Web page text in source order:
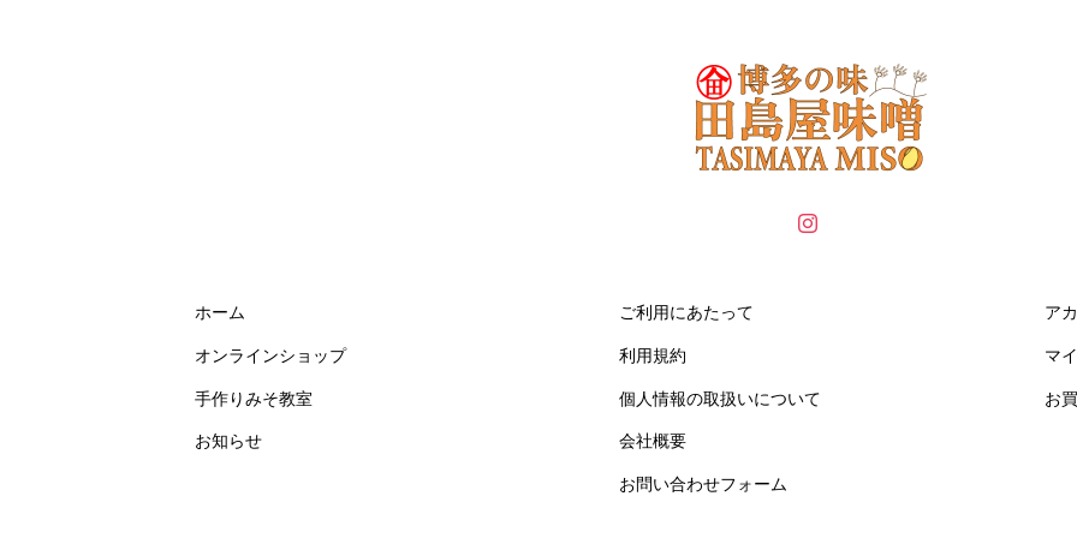
ホーム
オンラインショップ
手作りみそ教室
お知らせ
ご利用にあたって
利用規約
個人情報の取扱いについて
会社概要
お問い合わせフォーム
ア
マ
お